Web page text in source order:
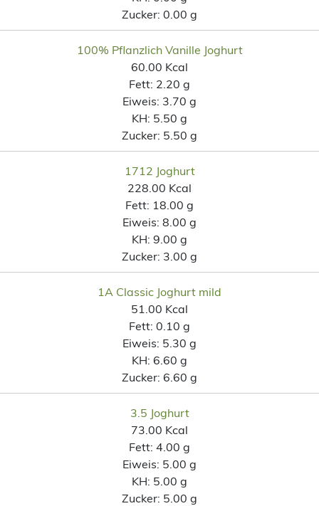
Zucker: 0.00 g
100% Pflanzlich Vanille Joghurt
60.00 Kcal
Fett: 2.20 g
Eiweis: 3.70 g
KH: 5.50 g
Zucker: 5.50 g
1712 Joghurt
228.00 Kcal
Fett: 18.00 g
Eiweis: 8.00 g
KH: 9.00 g
Zucker: 3.00 g
1A Classic Joghurt mild
51.00 Kcal
Fett: 0.10 g
Eiweis: 5.30 g
KH: 6.60 g
Zucker: 6.60 g
3.5 Joghurt
73.00 Kcal
Fett: 4.00 g
Eiweis: 5.00 g
KH: 5.00 g
Zucker: 5.00 g